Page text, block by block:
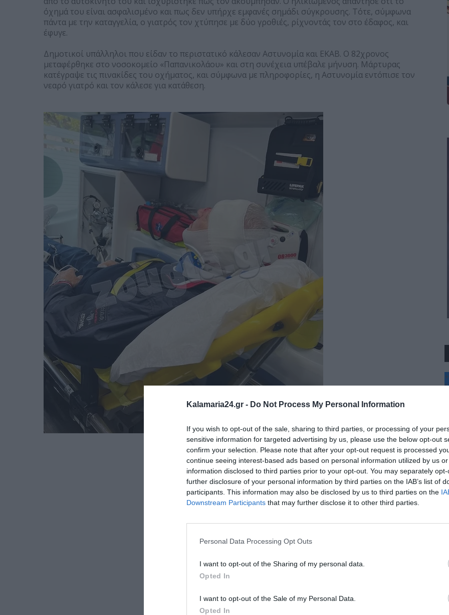
Kalamaria24.gr - Do Not Process My Personal Information
If you wish to opt-out of the sale, sharing to third parties, or processing of your
sensitive information for targeted advertising by us, please use the below opt-out
confirm your selection. Please note that after your opt-out request is processed
continue seeing interest-based ads based on personal information utilized by us
information disclosed to third parties prior to your opt-out. You may separately
further disclosure of your personal information by third parties on the IAB’s list of
participants. This information may also be disclosed by us to third parties on the
Downstream Participants that may further disclose it to other third parties.
Personal Data Processing Opt Outs
I want to opt-out of the Sharing of my personal data.
Opted In
I want to opt-out of the Sale of my Personal Data.
Opted In
όχημά του είναι ασφαλισμένο και πως δεν υπήρχε εμφανές σημάδι σύγκρουσης. Τότε, σύμφωνα
πάντα με την καταγγελία, ο γιατρός τον χτύπησε με δύο γροθιές, ρίχνοντάς τον στο έδαφος, και
έφυγε.
Δημοτικοί υπάλληλοι που είδαν το περιστατικό κάλεσαν Αστυνομία και ΕΚΑΒ. Ο 82χρονος
μεταφέρθηκε στο νοσοκομείο «Παπανικολάου» και στη συνέχεια υπέβαλε μήνυση. Μάρτυρας
κατέγραψε τις πινακίδες του οχήματος, και σύμφωνα με πληροφορίες, η Αστυνομία εντόπισε τον
νεαρό γιατρό και τον κάλεσε για κατάθεση.
+
°